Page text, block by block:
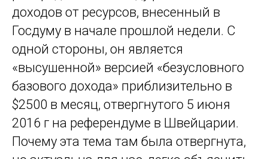
доходов от ресурсов, внесенный в
Госдуму в начале прошлой недели. С
одной стороны, он является
«высушенной» версией «безусловного
базового дохода» приблизительно в
$2500 в месяц, отвергнутого 5 июня
2016 г на референдуме в Швейцарии.
Почему эта тема там была отвергнута,